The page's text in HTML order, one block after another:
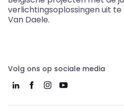
verlichtingsoplossingen uit te
Van Daele.
Volg ons op sociale media